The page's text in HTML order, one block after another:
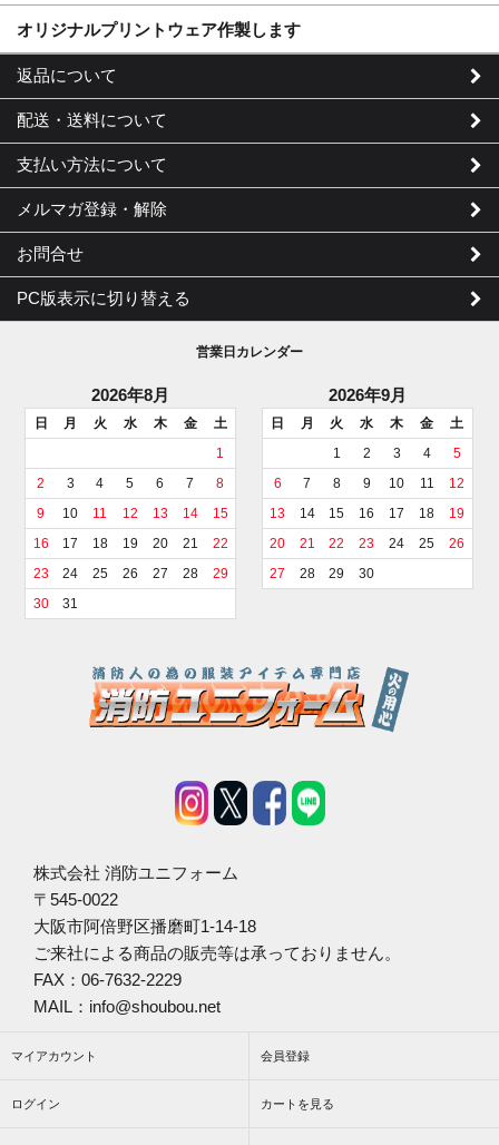
オリジナルプリントウェア作製します
返品について
配送・送料について
支払い方法について
メルマガ登録・解除
お問合せ
PC版表示に切り替える
営業日カレンダー
2026年8月
日 月 火 水 木 金
土
1
2
3 4 5 6 7
8
9
10 11 12 13 14
15
16
17 18 19 20 21
22
23
24 25 26 27 28
29
30
31
2026年9月
日 月 火 水 木 金
土
1
2 3 4
5
6
7 8 9 10 11
12
13
14 15 16 17 18
19
20
21 22 23 24 25
26
27
28 29 30
株式会社 消防ユニフォーム
〒545-0022
大阪市阿倍野区播磨町1-14-18
ご来社による商品の販売等は承っておりません。
FAX：06-7632-2229
MAIL：info@shoubou.net
マイアカウント 会員登録
ログイン カートを見る